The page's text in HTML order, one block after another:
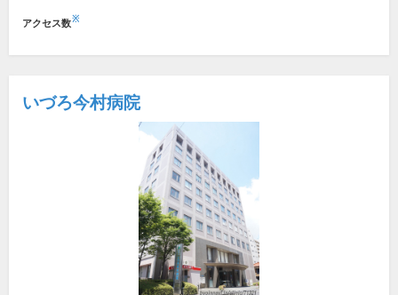
アクセス数※
いづろ今村病院